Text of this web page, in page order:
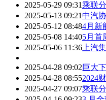
2025-05-29 09:31乘联
2025-05-13 09:21中汽
2025-05-12 08:484月新
2025-05-08 14:405月首
2025-05-06 11:36 上汽
2025-04-28 09:02巨大
2025-04-28 08:552024
2025-04-27 09:07乘联